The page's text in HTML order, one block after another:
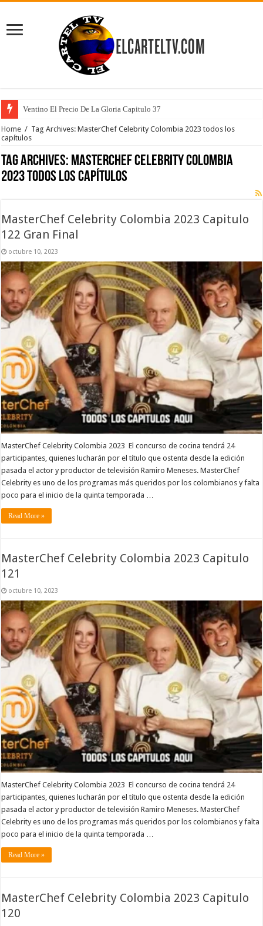
Ventino El Precio De La Gloria Capitulo 37
Home / Tag Archives: MasterChef Celebrity Colombia 2023 todos los
capítulos
Tag Archives: MasterChef Celebrity Colombia
2023 todos los capítulos
MasterChef Celebrity Colombia 2023 Capitulo
122 Gran Final
octubre 10, 2023
MasterChef Celebrity Colombia 2023 El concurso de cocina tendrá 24
participantes, quienes lucharán por el título que ostenta desde la edición
pasada el actor y productor de televisión Ramiro Meneses. MasterChef
Celebrity es uno de los programas más queridos por los colombianos y falta
poco para el inicio de la quinta temporada …
Read More »
MasterChef Celebrity Colombia 2023 Capitulo
121
octubre 10, 2023
MasterChef Celebrity Colombia 2023 El concurso de cocina tendrá 24
participantes, quienes lucharán por el título que ostenta desde la edición
pasada el actor y productor de televisión Ramiro Meneses. MasterChef
Celebrity es uno de los programas más queridos por los colombianos y falta
poco para el inicio de la quinta temporada …
Read More »
MasterChef Celebrity Colombia 2023 Capitulo
120